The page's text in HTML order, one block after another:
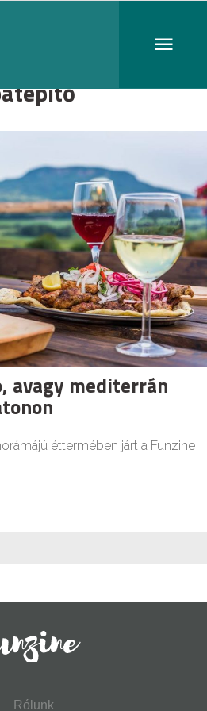
avagy mediterrán
éttermében járt a Funzine
Rólunk